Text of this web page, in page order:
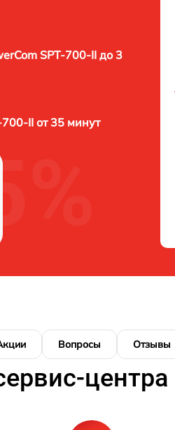
SPT-700-II до 3
II от 35 минут
Вопросы Отзывы
центра